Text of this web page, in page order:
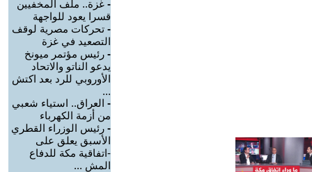
- غزة.. ملف المخفيين
قسرا يعود للواجهة
- تحركات مصرية لوقف
التصعيد في غزة
- رئيس مؤتمر ميونخ
يدعو الناتو والاتحاد
الأوروبي للرد بعد اكتش
...
- العراق.. استياء شعبي
من أزمة الكهرباء
- رئيس الوزراء القطري
الأسبق يعلق على
-اتفاقية مكة للدفاع
المش ...